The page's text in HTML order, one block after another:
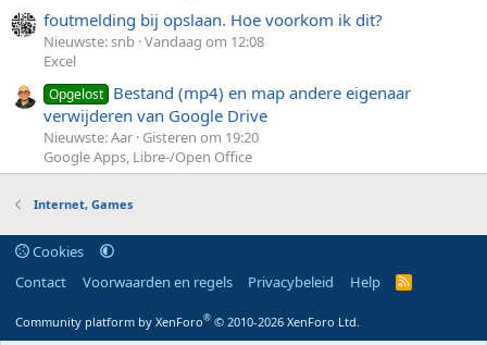
foutmelding bij opslaan. Hoe voorkom ik dit?
Nieuwste: snb Vandaag om 12:08
Excel
Opgelost Bestand (mp4) en map andere eigenaar
verwijderen van Google Drive
Nieuwste: Aar Gisteren om 19:20
Google Apps, Libre-/Open Office
Internet, Games
Cookies
Contact
Voorwaarden en regels Privacybeleid Help
R
S
Community platform by XenForo® © 2010-2026 XenForo Ltd.